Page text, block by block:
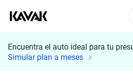
Encuentra el auto ideal para tu
Simular plan a meses